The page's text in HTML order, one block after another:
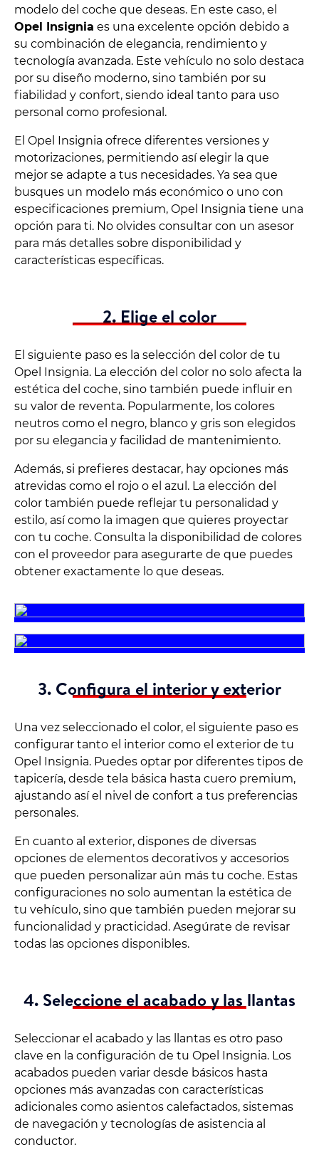
modelo del coche que deseas. En este caso, el
Opel Insignia es una excelente opción debido a
su combinación de elegancia, rendimiento y
tecnología avanzada. Este vehículo no solo destaca
por su diseño moderno, sino también por su
fiabilidad y confort, siendo ideal tanto para uso
personal como profesional.
El Opel Insignia ofrece diferentes versiones y
motorizaciones, permitiendo así elegir la que
mejor se adapte a tus necesidades. Ya sea que
busques un modelo más económico o uno con
especificaciones premium, Opel Insignia tiene una
opción para ti. No olvides consultar con un asesor
para más detalles sobre disponibilidad y
características específicas.
2. Elige el color
El siguiente paso es la selección del color de tu
Opel Insignia. La elección del color no solo afecta la
estética del coche, sino también puede influir en
su valor de reventa. Popularmente, los colores
neutros como el negro, blanco y gris son elegidos
por su elegancia y facilidad de mantenimiento.
Además, si prefieres destacar, hay opciones más
atrevidas como el rojo o el azul. La elección del
color también puede reflejar tu personalidad y
estilo, así como la imagen que quieres proyectar
con tu coche. Consulta la disponibilidad de colores
con el proveedor para asegurarte de que puedes
obtener exactamente lo que deseas.
3. Configura el interior y exterior
Una vez seleccionado el color, el siguiente paso es
configurar tanto el interior como el exterior de tu
Opel Insignia. Puedes optar por diferentes tipos de
tapicería, desde tela básica hasta cuero premium,
ajustando así el nivel de confort a tus preferencias
personales.
En cuanto al exterior, dispones de diversas
opciones de elementos decorativos y accesorios
que pueden personalizar aún más tu coche. Estas
configuraciones no solo aumentan la estética de
tu vehículo, sino que también pueden mejorar su
funcionalidad y practicidad. Asegúrate de revisar
todas las opciones disponibles.
4. Seleccione el acabado y las llantas
Seleccionar el acabado y las llantas es otro paso
clave en la configuración de tu Opel Insignia. Los
acabados pueden variar desde básicos hasta
opciones más avanzadas con características
adicionales como asientos calefactados, sistemas
de navegación y tecnologías de asistencia al
conductor.